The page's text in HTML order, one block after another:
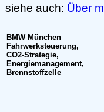
siehe auch: Über
BMW München
Fahrwerksteuerung,
CO2-Strategie,
Energiemanagement,
Brennstoffzelle